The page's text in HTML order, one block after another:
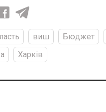
виш
Бюджет
Харків